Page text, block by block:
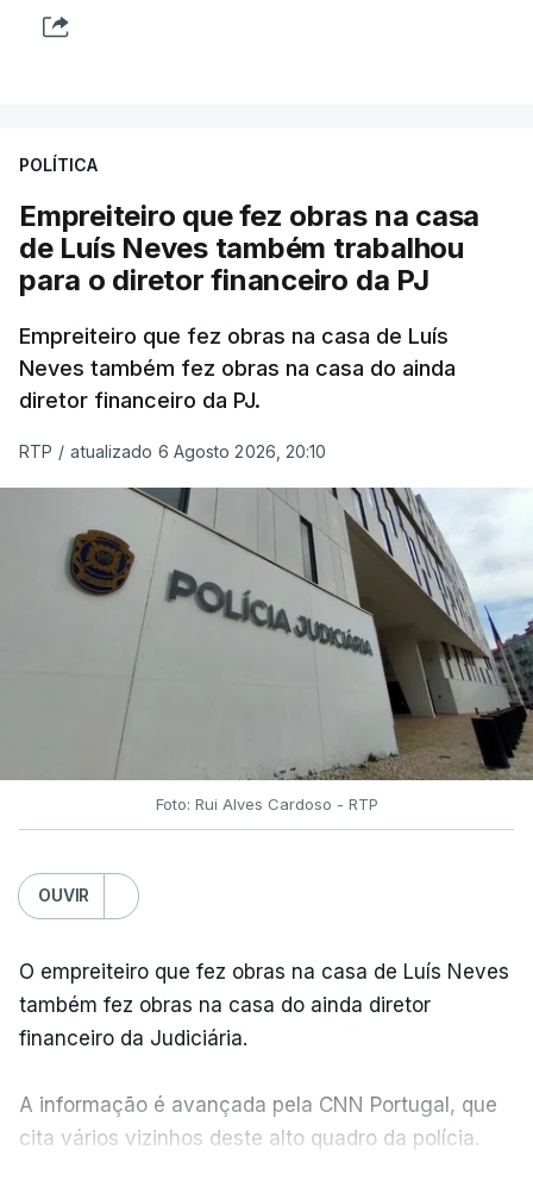
POLÍTICA
Empreiteiro que fez obras na casa
de Luís Neves também trabalhou
para o diretor financeiro da PJ
Empreiteiro que fez obras na casa de Luís
Neves também fez obras na casa do ainda
diretor financeiro da PJ.
RTP / atualizado 6 Agosto 2026, 20:10
Foto: Rui Alves Cardoso - RTP
OUVIR
O empreiteiro que fez obras na casa de Luís Neves
também fez obras na casa do ainda diretor
financeiro da Judiciária.
A informação é avançada pela CNN Portugal, que
cita vários vizinhos deste alto quadro da polícia.